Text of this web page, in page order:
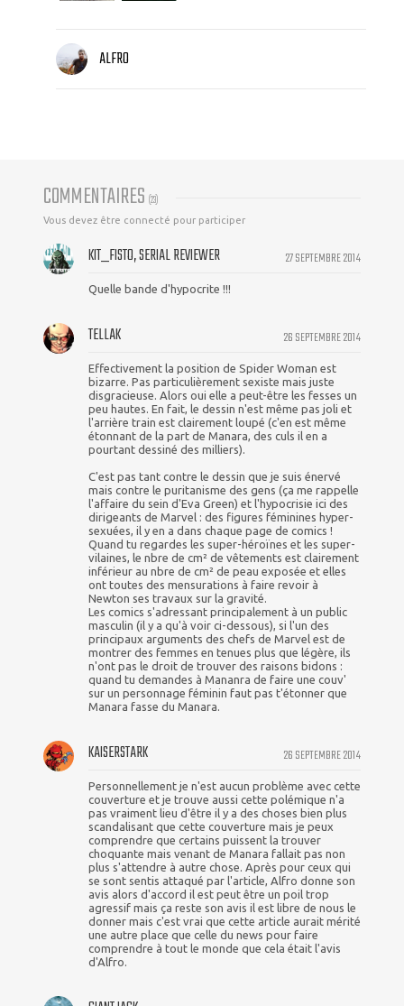
ALFRO
COMMENTAIRES (23)
Vous devez être connecté pour participer
27 SEPTEMBRE 2014
KIT_FISTO, SERIAL REVIEWER
Quelle bande d'hypocrite !!!
26 SEPTEMBRE 2014
TELLAK
Effectivement la position de Spider Woman est
bizarre. Pas particulièrement sexiste mais juste
disgracieuse. Alors oui elle a peut-être les fesses un
peu hautes. En fait, le dessin n'est même pas joli et
l'arrière train est clairement loupé (c'en est même
étonnant de la part de Manara, des culs il en a
pourtant dessiné des milliers).
C'est pas tant contre le dessin que je suis énervé
mais contre le puritanisme des gens (ça me rappelle
l'affaire du sein d'Eva Green) et l'hypocrisie ici des
dirigeants de Marvel : des figures féminines hyper-
sexuées, il y en a dans chaque page de comics !
Quand tu regardes les super-héroïnes et les super-
vilaines, le nbre de cm² de vêtements est clairement
inférieur au nbre de cm² de peau exposée et elles
ont toutes des mensurations à faire revoir à
Newton ses travaux sur la gravité.
Les comics s'adressant principalement à un public
masculin (il y a qu'à voir ci-dessous), si l'un des
principaux arguments des chefs de Marvel est de
montrer des femmes en tenues plus que légère, ils
n'ont pas le droit de trouver des raisons bidons :
quand tu demandes à Mananra de faire une couv'
sur un personnage féminin faut pas t'étonner que
Manara fasse du Manara.
26 SEPTEMBRE 2014
KAISERSTARK
Personnellement je n'est aucun problème avec cette
couverture et je trouve aussi cette polémique n'a
pas vraiment lieu d'être il y a des choses bien plus
scandalisant que cette couverture mais je peux
comprendre que certains puissent la trouver
choquante mais venant de Manara fallait pas non
plus s'attendre à autre chose. Après pour ceux qui
se sont sentis attaqué par l'article, Alfro donne son
avis alors d'accord il est peut être un poil trop
agressif mais ça reste son avis il est libre de nous le
donner mais c'est vrai que cette article aurait mérité
une autre place que celle du news pour faire
comprendre à tout le monde que cela était l'avis
d'Alfro.